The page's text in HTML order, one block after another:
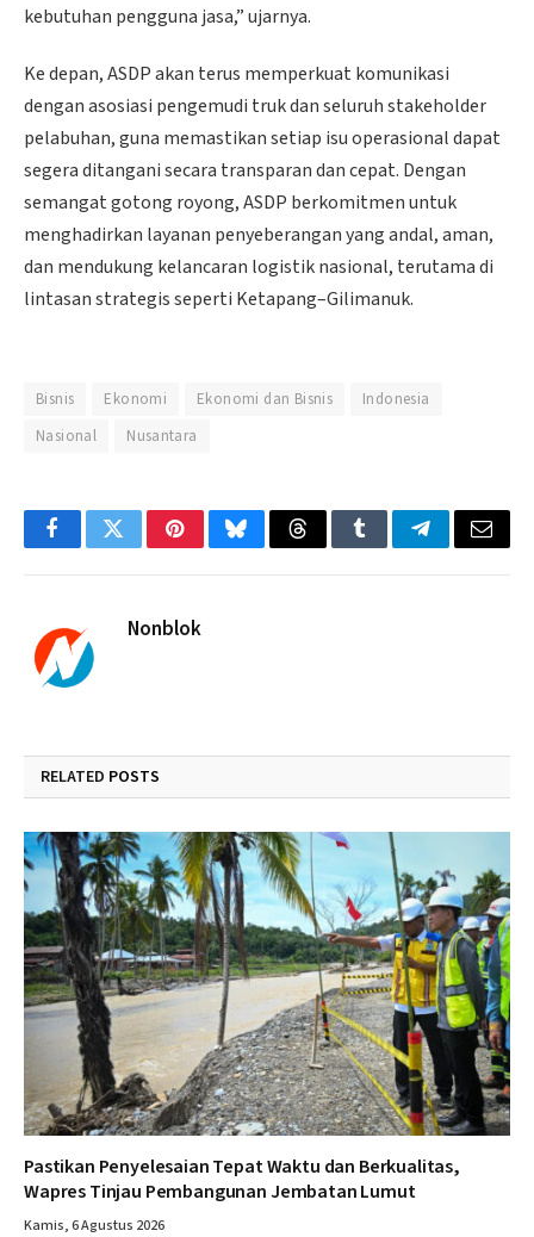
kebutuhan pengguna jasa,” ujarnya.
Ke depan, ASDP akan terus memperkuat komunikasi
dengan asosiasi pengemudi truk dan seluruh stakeholder
pelabuhan, guna memastikan setiap isu operasional dapat
segera ditangani secara transparan dan cepat. Dengan
semangat gotong royong, ASDP berkomitmen untuk
menghadirkan layanan penyeberangan yang andal, aman,
dan mendukung kelancaran logistik nasional, terutama di
lintasan strategis seperti Ketapang–Gilimanuk.
Bisnis Ekonomi Ekonomi dan Bisnis
Indonesia
Nasional
Nusantara
FacebookTwitterPinterestBlueskyThreadsTumblrTelegramEmail
Nonblok
RELATED POSTS
Pastikan Penyelesaian Tepat Waktu dan Berkualitas,
Wapres Tinjau Pembangunan Jembatan Lumut
Kamis, 6 Agustus 2026